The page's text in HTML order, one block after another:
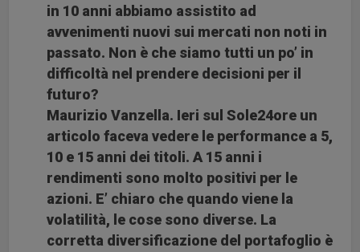
in 10 anni abbiamo assistito ad
avvenimenti nuovi sui mercati non noti in
passato. Non è che siamo tutti un po’ in
difficoltà nel prendere decisioni per il
futuro?
Maurizio Vanzella. Ieri sul Sole24ore un
articolo faceva vedere le performance a 5,
10 e 15 anni dei titoli. A 15 anni i
rendimenti sono molto positivi per le
azioni. E’ chiaro che quando viene la
volatilità, le cose sono diverse. La
corretta diversificazione del portafoglio è